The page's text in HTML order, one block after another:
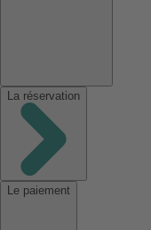
La réservation
Le paiement